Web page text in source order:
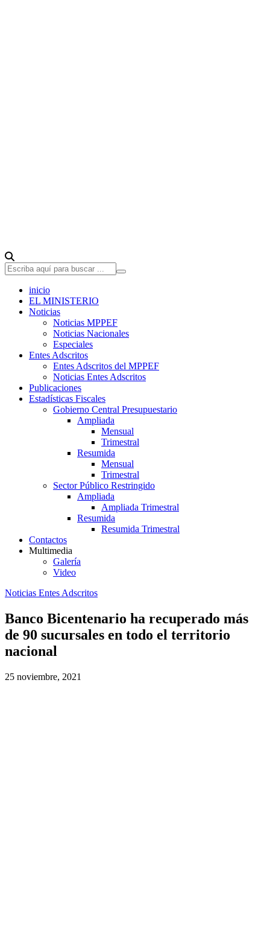
inicio
EL MINISTERIO
Noticias
Noticias MPPEF
Noticias Nacionales
Especiales
Entes Adscritos
Entes Adscritos del MPPEF
Noticias Entes Adscritos
Publicaciones
Estadísticas Fiscales
Gobierno Central Presupuestario
Ampliada
Mensual
Trimestral
Resumida
Mensual
Trimestral
Sector Público Restringido
Ampliada
Ampliada Trimestral
Resumida
Resumida Trimestral
Contactos
Multimedia
Galería
Video
Noticias Entes Adscritos
Banco Bicentenario ha recuperado más
de 90 sucursales en todo el territorio
nacional
25 noviembre, 2021